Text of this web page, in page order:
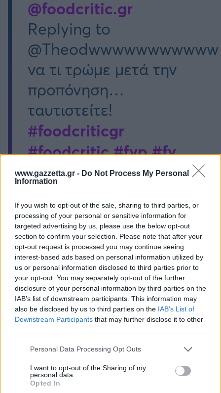
www.gazzetta.gr - Do Not Process My Personal
Information
If you wish to opt-out of the sale, sharing to third parties, or
processing of your personal or sensitive information for
targeted advertising by us, please use the below opt-out
section to confirm your selection. Please note that after your
opt-out request is processed you may continue seeing
interest-based ads based on personal information utilized by
us or personal information disclosed to third parties prior to
your opt-out. You may separately opt-out of the further
disclosure of your personal information by third parties on the
IAB’s list of downstream participants. This information may
also be disclosed by us to third parties on the IAB’s List of
Downstream Participants that may further disclose it to other
Please note that this website/app uses one or more Google
not limited to your visit or usage behaviour. You may click to
grant or deny consent to Google and its third-party tags to
use your data for below specified purposes in below Google
Personal Data Processing Opt Outs
I want to opt-out of the Sharing of my
personal data.
Opted In
@foodcritic.gr
Replying to
@Theodwwwwwwwwwww
να τι τρώμε μετά την
προπόνηση…
ταυτιστείτε!
#foodcriticgr
#foodcritic #fyp #fy
#athensrestaurants
#gerakas #souvla
#attica #athens
#greek #tavern
#psistaria #greece
#viralgreece
#panathinaikos
#olympiacos ♬
original sound -
FoodCritic.GR